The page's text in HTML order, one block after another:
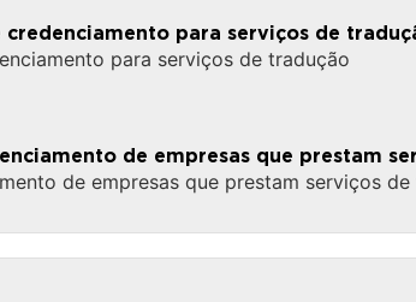
para serviços de
para serviços de tradução
de empresas que prestam
de empresas que prestam serviços